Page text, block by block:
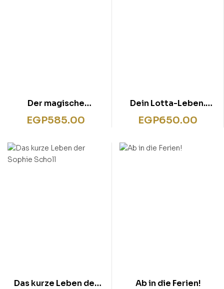
Der magische
Korallenring
EGP585.00
Dein Lotta-Leben.
Freundebuch
EGP650.00
Das kurze Leben der
Ab in die Ferien!